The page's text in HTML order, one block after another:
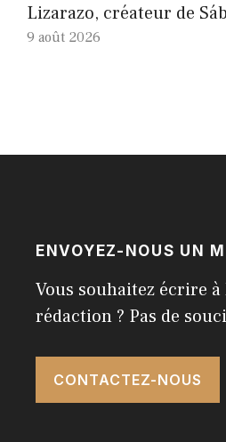
Lizarazo, créateur de
9 août 2026
ENVOYEZ-NOUS UN
Vous souhaitez écrire à
rédaction ? Pas de
CONTACTEZ-NOUS